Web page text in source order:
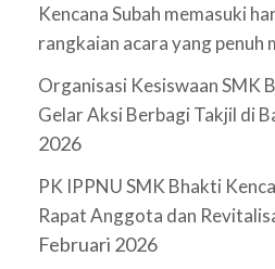
Kencana Subah memasuki
rangkaian acara yang penuh
Organisasi Kesiswaan SMK
Gelar Aksi Berbagi Takjil di
2026
PK IPPNU SMK Bhakti
Rapat Anggota dan
Februari 2026